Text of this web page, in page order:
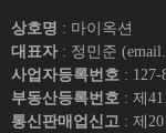
상호명 : 마이옥션
대표자 : 정민준
사업자등록번호 : 127-
부동산등록번호 : 제
통신판매업신고 : 제